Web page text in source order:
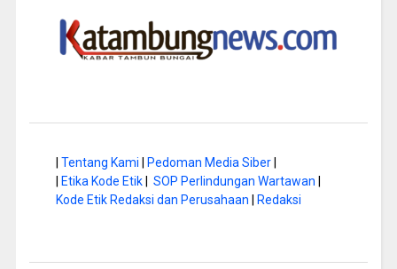
| Tentang Kami | Pedoman Media Siber|
| Etika Kode Etik| SOP Perlindungan Wartawan |
Kode Etik Redaksi dan Perusahaan | Redaksi